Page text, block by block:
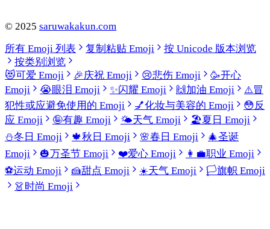
© 2025 saruwakakun.com
所有 Emoji 列表
复制粘贴 Emoji
按 Unicode 版本浏览
按类别浏览
😻可爱 Emoji 🎉庆祝 Emoji 😢悲伤 Emoji 🥳开心
Emoji
😭眼泪 Emoji ✨闪耀 Emoji 🙌 加油 Emoji ⚠️冒
犯性或应避免使用的 Emoji
💅化妆与美容的 Emoji 😳反
应 Emoji
🤪有趣 Emoji 🌤️天气 Emoji 🏖️夏日 Emoji
⛄冬日 Emoji 🍁秋日 Emoji 🌸春日 Emoji 🎄圣诞
Emoji
🎃万圣节 Emoji ❤️爱心 Emoji 👩‍💼职业 Emoji
⚽运动 Emoji 🍰甜点 Emoji ☀️天气 Emoji 🏳️旗帜 Emoji
👗时尚 Emoji